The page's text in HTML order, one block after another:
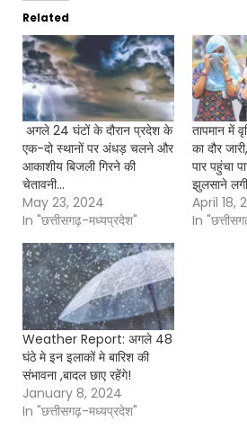
Related
अगले 24 घंटों के दौरान प्रदेश के
एक-दो स्थानों पर अंधड़ चलने और
आकाशीय बिजली गिरने की
चेतावनी…
May 23, 2024
In "छत्तीसगढ़-मध्यप्रदेश"
तापमान में
का दौर
पार पहुंचा
झुलसाने
April 18,
In
Weather Report: अगले 48
घंठे मे इन इलाकों मे बारिश की
संभावना ,बादल छाए रहेंगे!
January 8, 2024
In "छत्तीसगढ़-मध्यप्रदेश"